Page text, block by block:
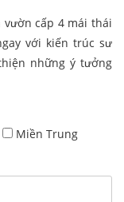
cấp 4 mái thái
với kiến trúc sư
những ý tưởng
Miền Trung